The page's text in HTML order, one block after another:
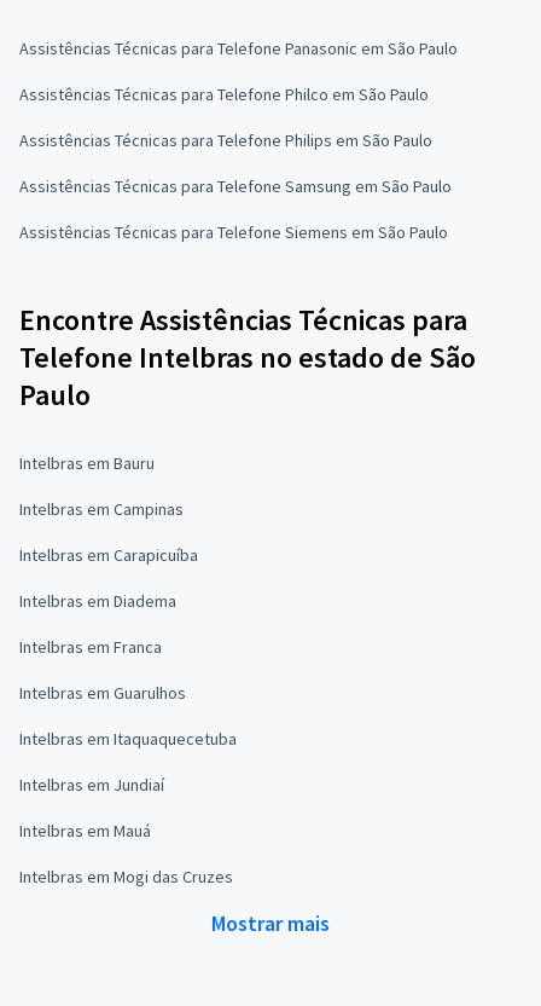
Assistências Técnicas para Telefone Panasonic em São Paulo
Assistências Técnicas para Telefone Philco em São Paulo
Assistências Técnicas para Telefone Philips em São Paulo
Assistências Técnicas para Telefone Samsung em São Paulo
Assistências Técnicas para Telefone Siemens em São Paulo
Encontre Assistências Técnicas para
Telefone Intelbras no estado de São
Paulo
Intelbras em Bauru
Intelbras em Campinas
Intelbras em Carapicuíba
Intelbras em Diadema
Intelbras em Franca
Intelbras em Guarulhos
Intelbras em Itaquaquecetuba
Intelbras em Jundiaí
Intelbras em Mauá
Intelbras em Mogi das Cruzes
Mostrar mais